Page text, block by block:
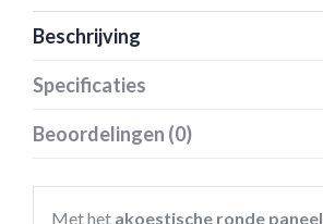
Beschrijving
Specificaties
Beoordelingen (0)
Met het akoestische ronde paneel